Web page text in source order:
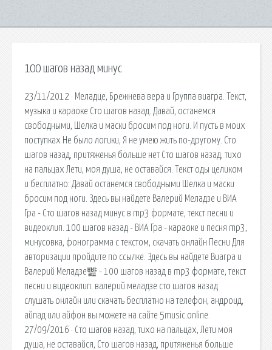
100 шагов назад минус
23/11/2012 · Меладце, Брежнева вера и Группа виагра. Текст,
музыка и караоке Сто шагов назад. Давай, останемся
свободными, Шелка и маски бросим под ноги. И пусть в моих
поступках Не было логики, Я не умею жить по-другому. Сто
шагов назад, притяженья больше нет Сто шагов назад, тихо
на пальцах Лети, моя душа, не оставайся. Текст оды целиком
и бесплатно: Давай останемся свободными Шелка и маски
бросим под ноги. Здесь вы найдете Валерий Меладзе и ВИА
Гра - Сто шагов назад минус в mp3 формате, текст песни и
видеоклип. 100 шагов назад - ВИА Гра - караоке и песня mp3,
минусовка, фонограмма с текстом, скачать онлайн Песни Для
авторизации пройдите по ссылке. Здесь вы найдете Виагра и
Валерий Меладзе뺦 - 100 шагов назад в mp3 формате, текст
песни и видеоклип. валерий меладзе сто шагов назад
слушать онлайн или скачать бесплатно на телефон, андроид,
айпад или айфон вы можете на сайте 5music.online.
27/09/2016 · Сто шагов назад, тихо на пальцах, Лети моя
душа, не оставайся, Сто шагов назад, притяженья больше